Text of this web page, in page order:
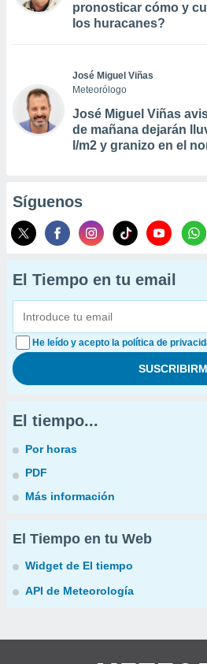
pronosticar cómo y
los huracanes?
José Miguel Viñas
Meteorólogo
José Miguel Viñas
de mañana dejarán
l/m2 y granizo en el
Síguenos
El Tiempo en tu email
He leído y acepto la política de
El tiempo...
Por horas
PDF
Más información
El Tiempo en tu Web
Widget de El tiempo
API de Meteorología